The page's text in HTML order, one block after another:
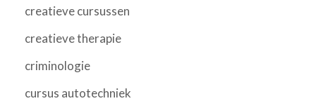
creatieve cursussen
creatieve therapie
criminologie
cursus autotechniek